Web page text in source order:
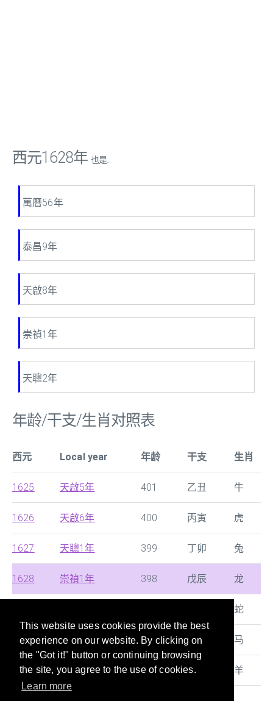
This website uses cookies provide the best
experience on our website. By clicking on
the "Got it!" button or continuing browsing
the site, you agree to the use of cookies.
Learn more
西元1628年 也是...
萬曆56年
泰昌9年
天啟8年
崇禎1年
天聰2年
年龄/干支/生肖对照表
西元 Local year 年龄 干支 生肖
1625 天啟5年 401 乙丑 牛
1626 天啟6年 400 丙寅 虎
1627 天聰1年 399 丁卯 兔
1628 崇禎1年 398 戊辰 龙
蛇
1630 崇禎3年 396 庚午 马
1631 崇禎4年 395 辛未 羊